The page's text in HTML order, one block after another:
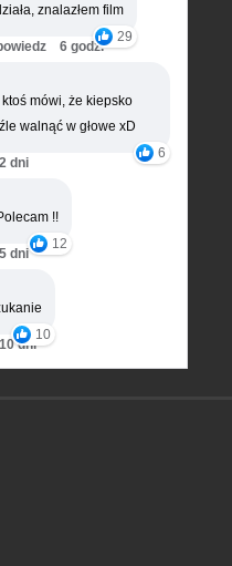
znalazłem film
29
6 godz.
mówi, że kiepsko
walnąć w głowe xD
6
2 dni
!!
12
5 dni
10
10 dni